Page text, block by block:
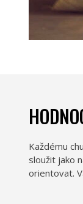
Každému
sloužit jako
orientovat.